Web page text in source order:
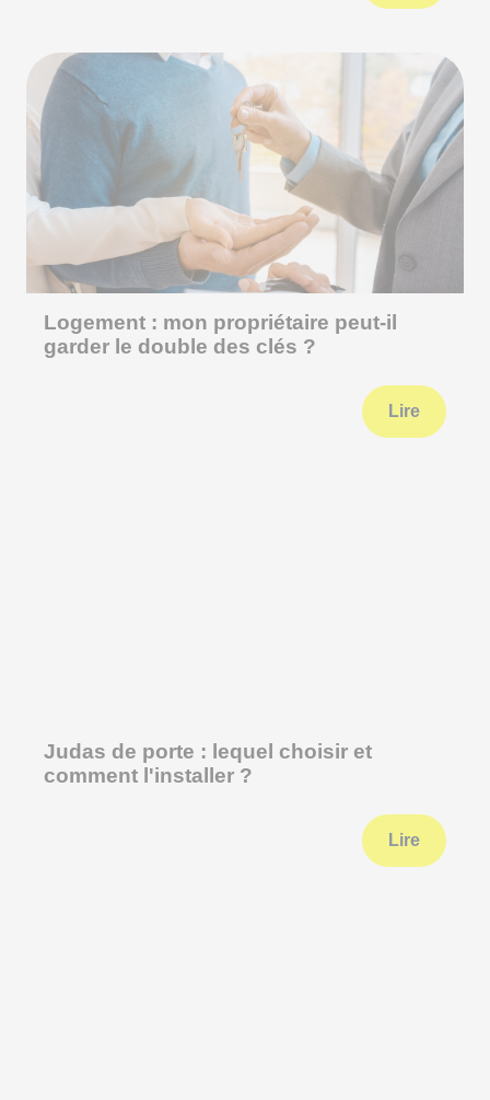
Logement : mon propriétaire peut-il
garder le double des clés ?
Lire
Judas de porte : lequel choisir et
comment l'installer ?
Lire